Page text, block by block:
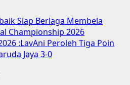
Siap Berlaga Membela
Championship 2026
:LavAni Peroleh Tiga Poin
Jaya 3-0